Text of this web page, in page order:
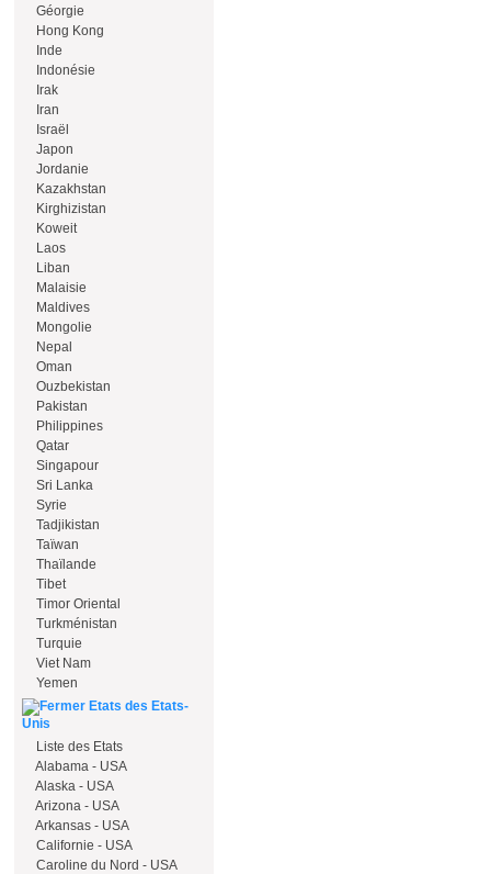
Géorgie
Hong Kong
Inde
Indonésie
Irak
Iran
Israël
Japon
Jordanie
Kazakhstan
Kirghizistan
Koweit
Laos
Liban
Malaisie
Maldives
Mongolie
Nepal
Oman
Ouzbekistan
Pakistan
Philippines
Qatar
Singapour
Sri Lanka
Syrie
Tadjikistan
Taïwan
Thaïlande
Tibet
Timor Oriental
Turkménistan
Turquie
Viet Nam
Yemen
Etats des Etats-
Unis
Liste des Etats
Alabama - USA
Alaska - USA
Arizona - USA
Arkansas - USA
Californie - USA
Caroline du Nord - USA